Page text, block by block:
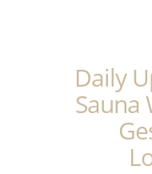
Daily
Sauna